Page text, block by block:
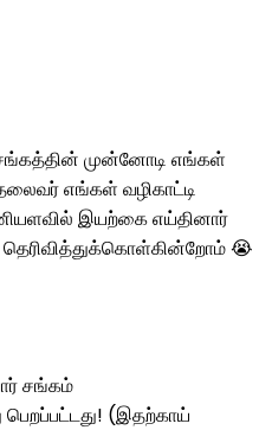
சங்கத்தின் முன்னோடி எங்கள்
எங்கள் வழிகாட்டி
இயற்கை எய்தினார்
😭
சங்கம்
பெறப்பட்டது! (இதற்காய்